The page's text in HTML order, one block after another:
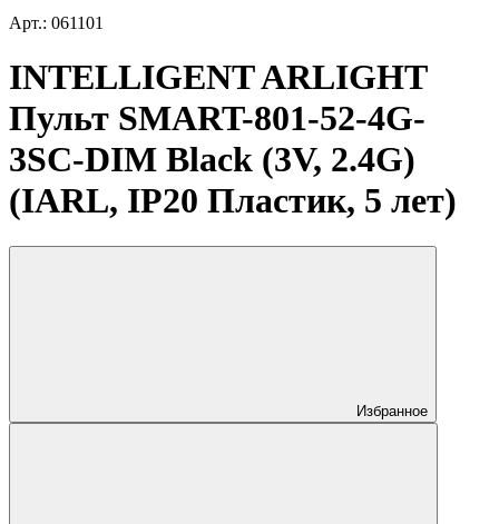
Арт.: 061101
INTELLIGENT ARLIGHT
Пульт SMART-801-52-4G-
3SC-DIM Black (3V, 2.4G)
(IARL, IP20 Пластик, 5 лет)
Избранное